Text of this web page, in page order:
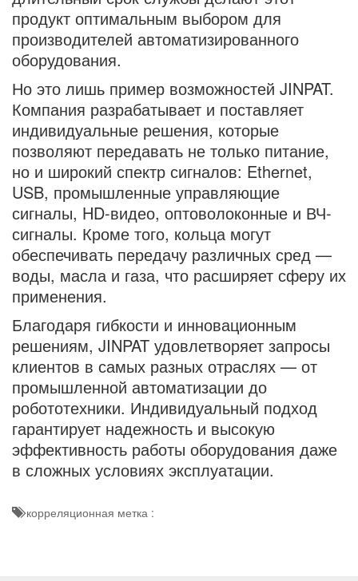
продукт оптимальным выбором для
производителей автоматизированного
оборудования.
Но это лишь пример возможностей JINPAT.
Компания разрабатывает и поставляет
индивидуальные решения, которые
позволяют передавать не только питание,
но и широкий спектр сигналов: Ethernet,
USB, промышленные управляющие
сигналы, HD-видео, оптоволоконные и ВЧ-
сигналы. Кроме того, кольца могут
обеспечивать передачу различных сред —
воды, масла и газа, что расширяет сферу их
применения.
Благодаря гибкости и инновационным
решениям, JINPAT удовлетворяет запросы
клиентов в самых разных отраслях — от
промышленной автоматизации до
робототехники. Индивидуальный подход
гарантирует надежность и высокую
эффективность работы оборудования даже
в сложных условиях эксплуатации.
корреляционная метка :